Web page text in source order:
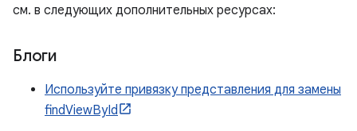
см. в следующих дополнительных ресурсах:
Блоги
Используйте привязку представления для замены
findViewById